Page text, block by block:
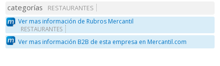
categorías
RESTAURANTES
Ver mas información de Rubros Mercantil
RESTAURANTES
Ver mas información B2B de esta empresa en Mercantil.com